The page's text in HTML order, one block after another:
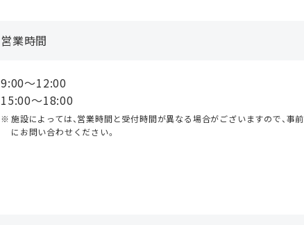
営業時間
9:00〜12:00
15:00〜18:00
施設によっては、営業時間と受付時間が異なる場合がございますので、事前
にお問い合わせください。